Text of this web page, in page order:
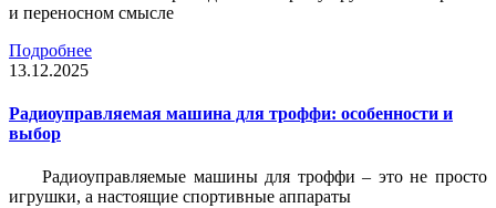
и переносном смысле
Подробнее
13.12.2025
Радиоуправляемая машина для троффи: особенности и
выбор
Радиоуправляемые машины для троффи – это не просто
игрушки, а настоящие спортивные аппараты